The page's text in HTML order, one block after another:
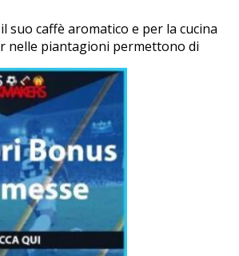
suo caffè aromatico e per la cucina
nelle piantagioni permettono di